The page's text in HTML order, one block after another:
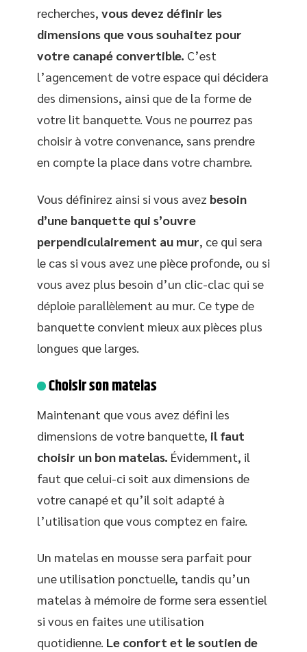
recherches, vous devez définir les
dimensions que vous souhaitez pour
votre canapé convertible. C’est
l’agencement de votre espace qui décidera
des dimensions, ainsi que de la forme de
votre lit banquette. Vous ne pourrez pas
choisir à votre convenance, sans prendre
en compte la place dans votre chambre.
Vous définirez ainsi si vous avez besoin
d’une banquette qui s’ouvre
perpendiculairement au mur, ce qui sera
le cas si vous avez une pièce profonde, ou si
vous avez plus besoin d’un clic-clac qui se
déploie parallèlement au mur. Ce type de
banquette convient mieux aux pièces plus
longues que larges.
Choisir son matelas
Maintenant que vous avez défini les
dimensions de votre banquette, il faut
choisir un bon matelas. Évidemment, il
faut que celui-ci soit aux dimensions de
votre canapé et qu’il soit adapté à
l’utilisation que vous comptez en faire.
Un matelas en mousse sera parfait pour
une utilisation ponctuelle, tandis qu’un
matelas à mémoire de forme sera essentiel
si vous en faites une utilisation
quotidienne. Le confort et le soutien de